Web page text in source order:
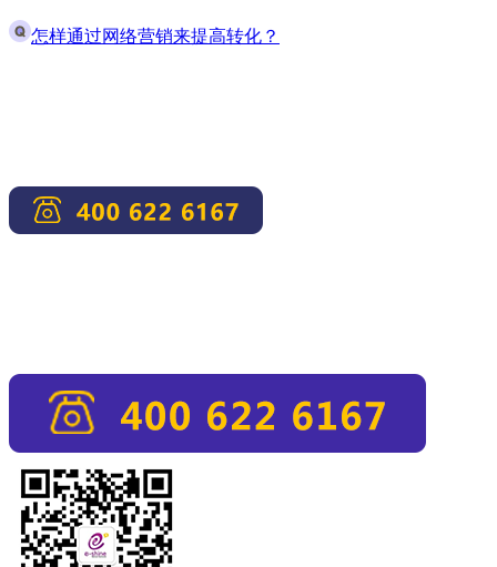
怎样通过网络营销来提高转化？